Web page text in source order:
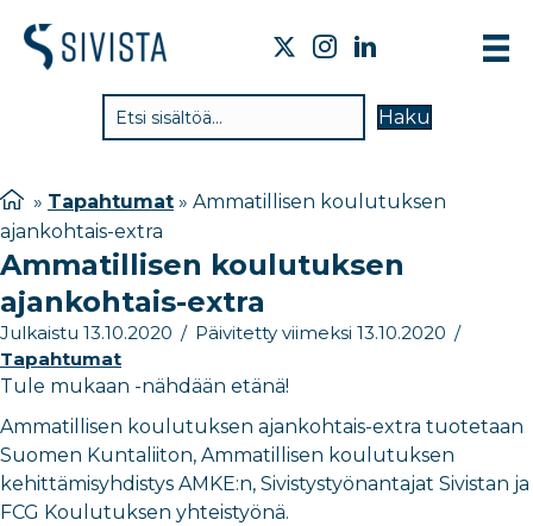
Haku
» Tapahtumat » Ammatillisen koulutuksen
ajankohtais-extra
Ammatillisen koulutuksen
ajankohtais-extra
Julkaistu 13.10.2020 / Päivitetty viimeksi 13.10.2020 /
Tapahtumat
Tule mukaan -nähdään etänä!
Ammatillisen koulutuksen ajankohtais-extra tuotetaan
Suomen Kuntaliiton, Ammatillisen koulutuksen
kehittämisyhdistys AMKE:n, Sivistystyönantajat Sivistan ja
FCG Koulutuksen yhteistyönä.